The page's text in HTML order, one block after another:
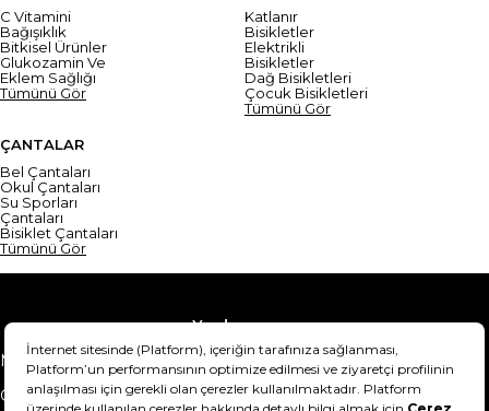
C Vitamini
Bağışıklık
Bitkisel Ürünler
Glukozamin Ve
Eklem Sağlığı
Tümünü Gör
Katlanır
Bisikletler
Elektrikli
Bisikletler
Dağ Bisikletleri
Çocuk Bisikletleri
Tümünü Gör
ÇANTALAR
Bel Çantaları
Okul Çantaları
Su Sporları
Çantaları
Bisiklet Çantaları
Tümünü Gör
Yardım
Mesafeli Satış Sözleşmesi
Teslimat Bilgisi
Gizlilik Sözleşmesi
Şartlar & Koşullar